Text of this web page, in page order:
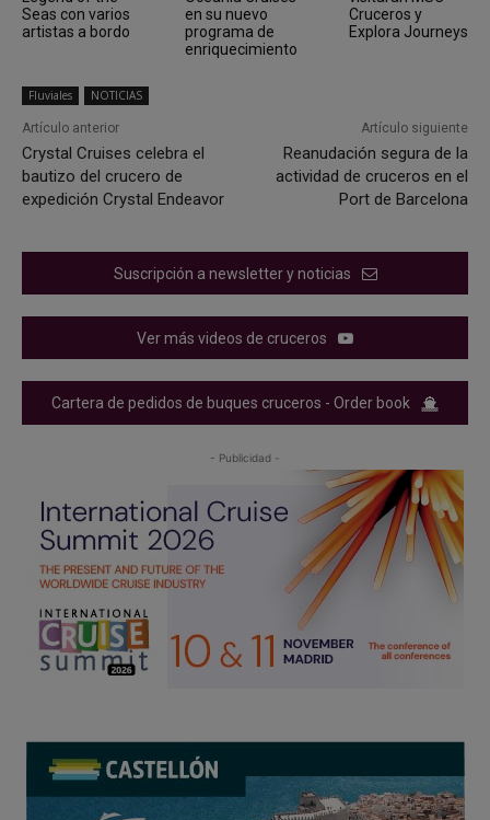
Seas con varios
artistas a bordo
en su nuevo
programa de
enriquecimiento
Cruceros y
Explora Journeys
Fluviales NOTICIAS
Artículo anterior
Crystal Cruises celebra el
bautizo del crucero de
expedición Crystal Endeavor
Artículo siguiente
Reanudación segura de la
actividad de cruceros en el
Port de Barcelona
Suscripción a newsletter y noticias
Ver más videos de cruceros
Cartera de pedidos de buques cruceros - Order book
- Publicidad -